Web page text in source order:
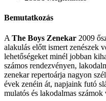
Bemutatkozás
A The Boys Zenekar 2009
alakulás előtt ismert zenészek
lehetőségeket minél jobban
számos rendezvényen,
zenekar repertoárja nagyon
évek zenéin át, napjaink futó
mulatós és lakodalmas számok